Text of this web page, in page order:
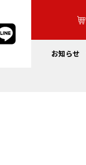
お知らせ